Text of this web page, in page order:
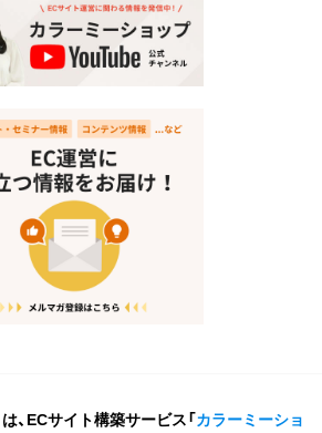
は、ECサイト構築サービス「カラーミーショ